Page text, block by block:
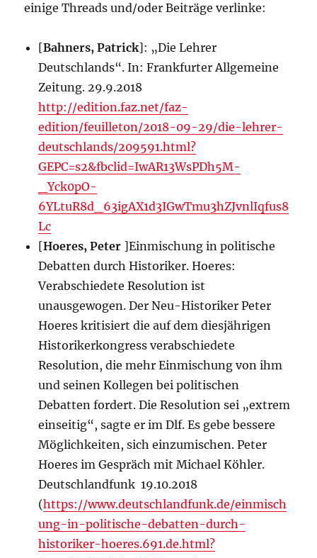
einige Threads und/oder Beiträge verlinke:
[Bahners, Patrick]: „Die Lehrer
Deutschlands“. In: Frankfurter Allgemeine
Zeitung. 29.9.2018
http://edition.faz.net/faz-
edition/feuilleton/2018-09-29/die-lehrer-
deutschlands/209591.html?
GEPC=s2&fbclid=IwAR13WsPDh5M-
_Yck0pO-
6YLtuR8d_63igAX1d3IGwTmu3hZJvnlIqfus8
Lc
[Hoeres, Peter ]Einmischung in politische
Debatten durch Historiker. Hoeres:
Verabschiedete Resolution ist
unausgewogen. Der Neu-Historiker Peter
Hoeres kritisiert die auf dem diesjährigen
Historikerkongress verabschiedete
Resolution, die mehr Einmischung von ihm
und seinen Kollegen bei politischen
Debatten fordert. Die Resolution sei „extrem
einseitig“, sagte er im Dlf. Es gebe bessere
Möglichkeiten, sich einzumischen. Peter
Hoeres im Gespräch mit Michael Köhler.
Deutschlandfunk 19.10.2018
(https://www.deutschlandfunk.de/einmisch
ung-in-politische-debatten-durch-
historiker-hoeres.691.de.html?